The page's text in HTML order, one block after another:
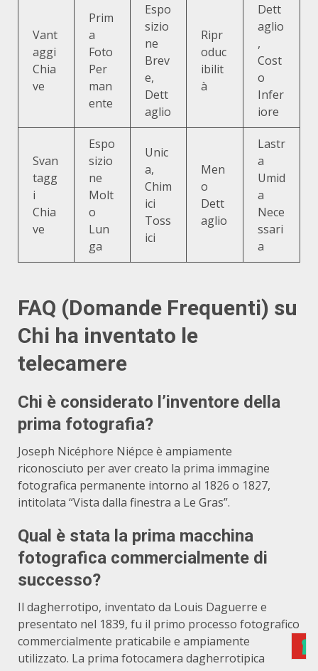
Vant
aggi
Chia
ve
Prim
a
Foto
Per
man
ente
Espo
sizio
ne
Brev
e,
Dett
aglio
Ripr
oduc
ibilit
à
Dett
aglio
,
Cost
o
Infer
iore
Svan
tagg
i
Chia
ve
Espo
sizio
ne
Molt
o
Lun
ga
Unic
a,
Chim
ici
Toss
ici
Men
o
Dett
aglio
Lastr
a
Umid
a
Nece
ssari
a
FAQ (Domande Frequenti) su
Chi ha inventato le
telecamere
Chi è considerato l’inventore della
prima fotografia?
Joseph Nicéphore Niépce è ampiamente
riconosciuto per aver creato la prima immagine
fotografica permanente intorno al 1826 o 1827,
intitolata “Vista dalla finestra a Le Gras”.
Qual è stata la prima macchina
fotografica commercialmente di
successo?
Il dagherrotipo, inventato da Louis Daguerre e
presentato nel 1839, fu il primo processo fotografico
commercialmente praticabile e ampiamente
utilizzato. La prima fotocamera dagherrotipica